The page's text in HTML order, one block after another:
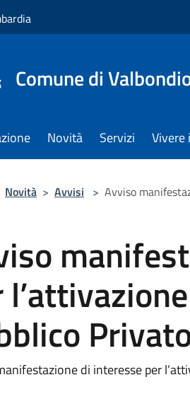
Comune di
Novità Servizi Vivere
Novità > Avvisi > Avviso
di interesse per